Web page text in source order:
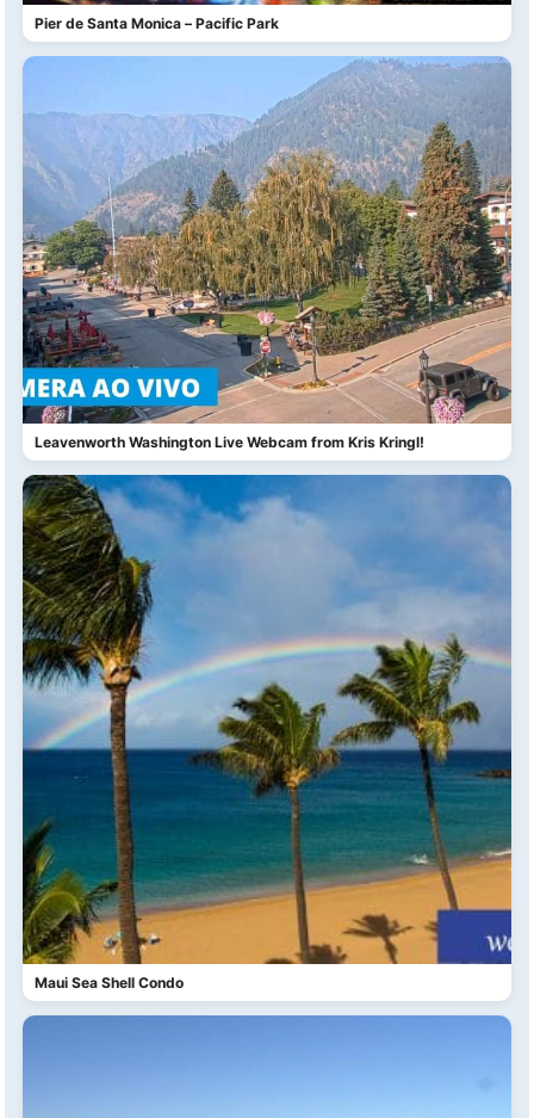
Pier de Santa Monica – Pacific Park
Leavenworth Washington Live Webcam from Kris Kringl!
Maui Sea Shell Condo